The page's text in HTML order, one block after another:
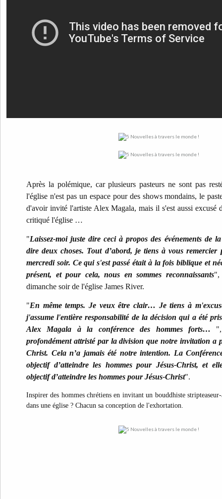
Après la polémique, car plusieurs pasteurs ne sont pas
l'église n'est pas un espace pour des shows mondains, le
d'avoir invité l'artiste Alex Magala, mais il s'est aussi excusé
critiqué l'église …
"Laissez-moi juste dire ceci à propos des événements de
dire deux choses. Tout d’abord, je tiens à vous remercier
mercredi soir. Ce qui s'est passé était à la fois biblique et
présent, et pour cela, nous en sommes reconnaissants",
dimanche soir de l'église James River.
"En même temps. Je veux être clair… Je tiens à
j'assume l'entière responsabilité de la décision qui a été
Alex Magala à la conférence des hommes forts…
profondément attristé par la division que notre invitation a
Christ. Cela n’a jamais été notre intention. La
objectif d’atteindre les hommes pour Jésus-Christ, et
objectif d’atteindre les hommes pour Jésus-Christ".
Inspirer des hommes chrétiens en invitant un bouddhiste
dans une église ? Chacun sa conception de l'exhortation.